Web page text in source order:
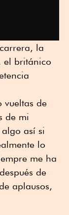
la
el británico
vueltas de
de mi
así si
lo
me ha
de
aplausos,